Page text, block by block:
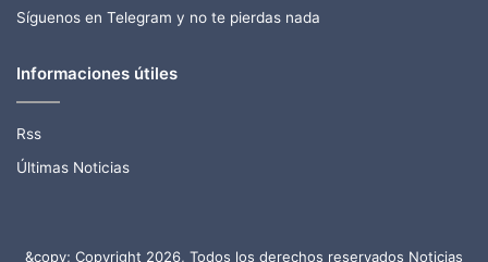
Síguenos en Telegram y no te pierdas nada
Informaciones útiles
Rss
Últimas Noticias
&copy; Copyright 2026, Todos los derechos reservados Noticias